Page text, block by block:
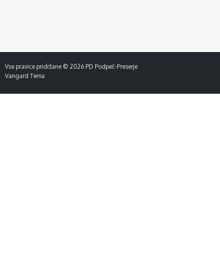
Vse pravice pridržane © 2026 PD Podpeč-Preserje
Vangard Tema